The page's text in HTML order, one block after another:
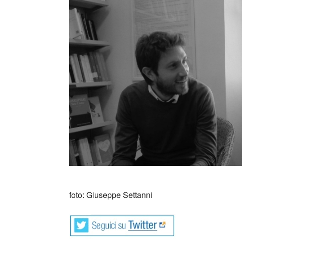
foto: Giuseppe Settanni